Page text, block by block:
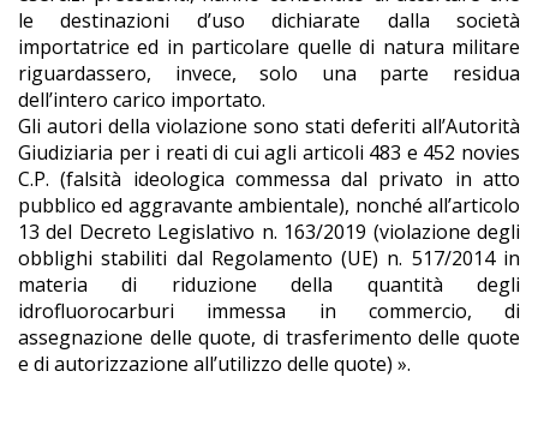
le destinazioni d’uso dichiarate dalla società
importatrice ed in particolare quelle di natura militare
riguardassero, invece, solo una parte residua
dell’intero carico importato.
Gli autori della violazione sono stati deferiti all’Autorità
Giudiziaria per i reati di cui agli articoli 483 e 452 novies
C.P. (falsità ideologica commessa dal privato in atto
pubblico ed aggravante ambientale), nonché all’articolo
13 del Decreto Legislativo n. 163/2019 (violazione degli
obblighi stabiliti dal Regolamento (UE) n. 517/2014 in
materia di riduzione della quantità degli
idrofluorocarburi immessa in commercio, di
assegnazione delle quote, di trasferimento delle quote
e di autorizzazione all’utilizzo delle quote) ».